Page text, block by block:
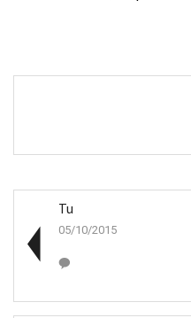
Tu
05/10/2015